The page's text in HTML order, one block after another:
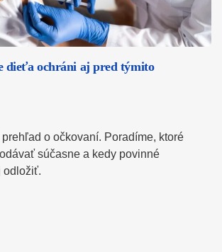
dieťa ochráni aj pred týmito
o očkovaní. Poradíme, ktoré
súčasne a kedy povinné
odložiť.